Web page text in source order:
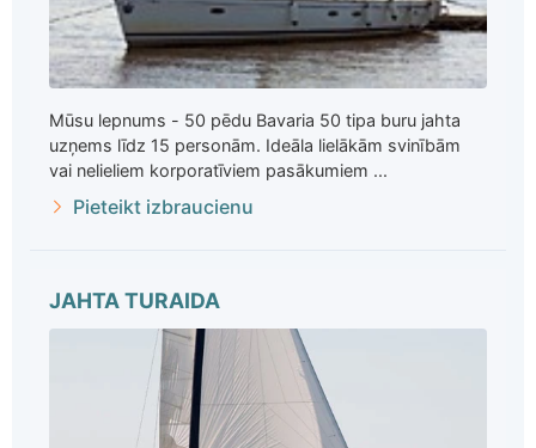
Mūsu lepnums - 50 pēdu Bavaria 50 tipa buru jahta
uzņems līdz 15 personām. Ideāla lielākām svinībām
vai nelieliem korporatīviem pasākumiem ...
Pieteikt izbraucienu
JAHTA TURAIDA